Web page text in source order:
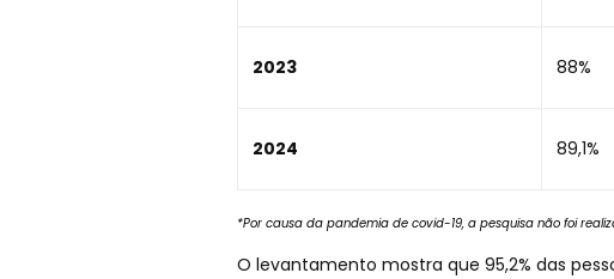
2023 88%
2024 89,1%
*Por causa da pandemia de covid-19, a pesquisa não foi
O levantamento mostra que 95,2% das